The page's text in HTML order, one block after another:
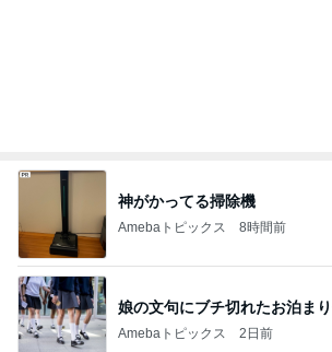
神がかってる掃除機
Amebaトピックス 8時間前
娘の文句にブチ切れたお泊ま
Amebaトピックス 2日前